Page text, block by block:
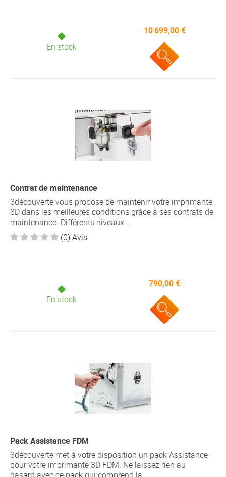
En stock
10 699,00 €
Contrat de maintenance
3découverte vous propose de maintenir votre imprimante
3D dans les meilleures conditions grâce à ses contrats de
maintenance. Différents niveaux...
(0) Avis
En stock
790,00 €
Pack Assistance FDM
3découverte met à votre disposition un pack Assistance
pour votre imprimante 3D FDM. Ne laissez rien au